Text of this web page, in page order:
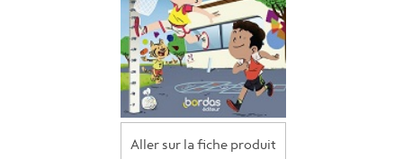
Aller sur la fiche produit